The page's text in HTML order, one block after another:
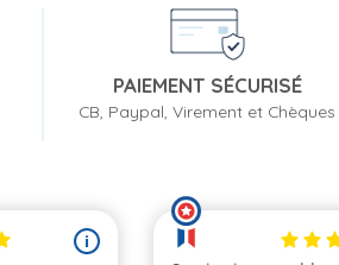
PAIEMENT SÉCURISÉ
CB, Paypal, Virement et Chèques